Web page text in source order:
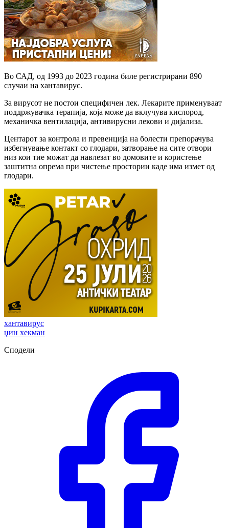
Во САД, од 1993 до 2023 година биле регистрирани 890
случаи на хантавирус.
За вирусот не постои специфичен лек. Лекарите применуваат
поддржувачка терапија, која може да вклучува кислород,
механичка вентилација, антивирусни лекови и дијализа.
Центарот за контрола и превенција на болести препорачува
избегнување контакт со глодари, затворање на сите отвори
низ кои тие можат да навлезат во домовите и користење
заштитна опрема при чистење простории каде има измет од
глодари.
хантавирус
џин хекман
Сподели